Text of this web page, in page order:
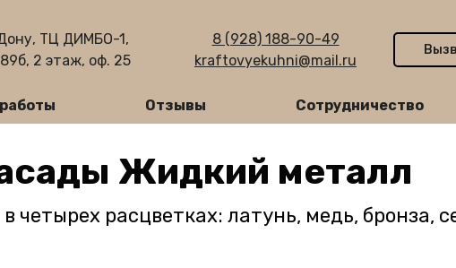
ТЦ ДИМБО-1,
2 этаж, оф. 25
8 (928) 188-90-49
kraftovyekuhni@mail.ru
Отзывы Сотрудничество
Жидкий металл
четырех расцветках: латунь, медь, бронза,